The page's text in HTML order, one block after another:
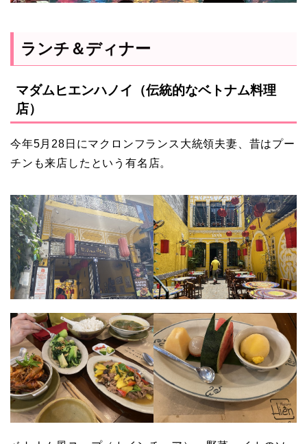
ランチ＆ディナー
マダムヒエンハノイ（伝統的なベトナム料理
店）
今年5月28日にマクロンフランス大統領夫妻、昔はプー
チンも来店したという有名店。